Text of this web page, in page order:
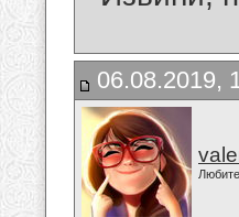
06.08.2019,